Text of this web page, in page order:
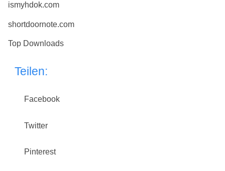
ismyhdok.com
shortdoornote.com
Top Downloads
Teilen:
Facebook
Twitter
Pinterest